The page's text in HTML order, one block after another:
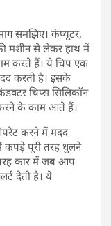
समझिए। कंप्यूटर,
मशीन से लेकर हाथ में
करते हैं। ये चिप एक
करती है। इसके
चिप्स सिलिकॉन
करने के काम आते हैं।
करने में मदद
कपड़े पूरी तरह धुलने
कार में जब आप
देती है। ये